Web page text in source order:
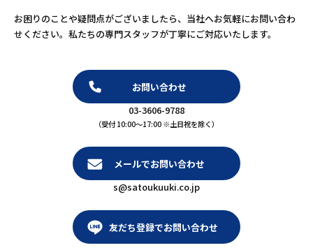
お困りのことや疑問点がございましたら、当社へお気軽にお問い合わ
せください。私たちの専門スタッフが丁寧にご対応いたします。
お問い合わせ
03-3606-9788
（受付 10:00～17:00 ※土日祝を除く）
メールでお問い合わせ
s@satoukuuki.co.jp
友だち登録でお問い合わせ